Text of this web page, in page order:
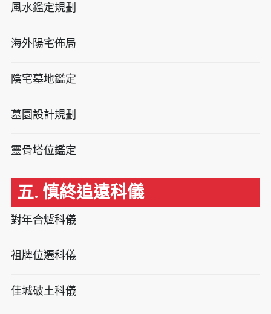
風水鑑定規劃
海外陽宅佈局
陰宅墓地鑑定
墓園設計規劃
靈骨塔位鑑定
五. 慎終追遠科儀
對年合爐科儀
祖牌位遷科儀
佳城破土科儀